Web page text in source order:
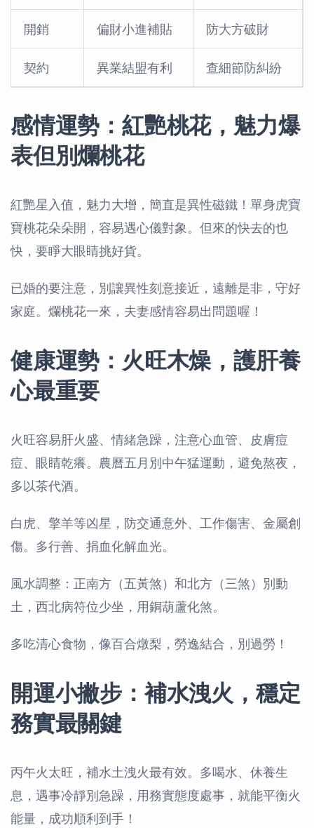
開銷 偏財小進補貼 防大方破財
契約 異業結盟有利 查細節防糾紛
感情運勢：紅艷桃花，魅力爆
表但別爛桃花
紅艷星入值，魅力大增，簡直是異性磁鐵！單身虎寶
寶桃花朵朵開，容易遇心儀對象。但來的快去的也
快，要睜大眼睛挑好貨。
已婚的要注意，別讓異性刻意接近，遠離是非，守好
家庭。爛桃花一來，夫妻感情容易出問題喔！
健康運勢：火旺木燥，護肝養
心最重要
火旺容易肝火盛、情緒急躁，注意心血管、皮膚痘
痘、眼睛乾癢。農曆五月別中午猛運動，避免熬夜，
多以茶代酒。
白虎、擎羊等凶星，防交通意外、工作傷害、金屬創
傷。多行善、捐血化解血光。
風水調整：正南方（五黃煞）和北方（三煞）別動
土，西北病符位少坐，用銅葫蘆化煞。
多吃清心食物，像百合燉梨，勞逸結合，別過勞！
開運小撇步：補水洩火，穩定
務實最關鍵
丙午火太旺，補水土洩火最有效。多喝水、休養生
息，遇事冷靜別急躁，用務實態度處事，就能平衡火
能量，成功順利到手！